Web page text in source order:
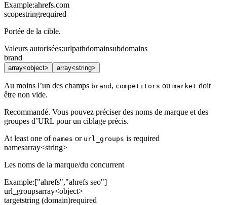
Example:ahrefs.com
scopestringrequired
Portée de la cible.
Valeurs autorisées:urlpathdomainsubdomains
brand
array<object> array<string>
Au moins l’un des champs brand , competitors ou market doit
être non vide.
Recommandé. Vous pouvez préciser des noms de marque et des
groupes d’URL pour un ciblage précis.
At least one of names or url_groups is required
namesarray<string>
Les noms de la marque/du concurrent
Example:["ahrefs","ahrefs seo"]
url_groupsarray<object>
targetstring (domain)required